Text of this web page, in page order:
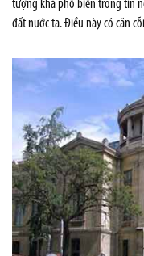
tượng khá phổ biến trong tín
đất nước ta. Điều này có căn